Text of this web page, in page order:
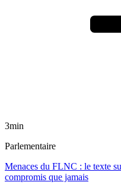
3min
Parlementaire
Menaces du FLNC : le texte
compromis que jamais